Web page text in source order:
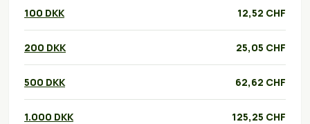
100 DKK 12,52 CHF
200 DKK 25,05 CHF
500 DKK 62,62 CHF
1.000 DKK 125,25 CHF